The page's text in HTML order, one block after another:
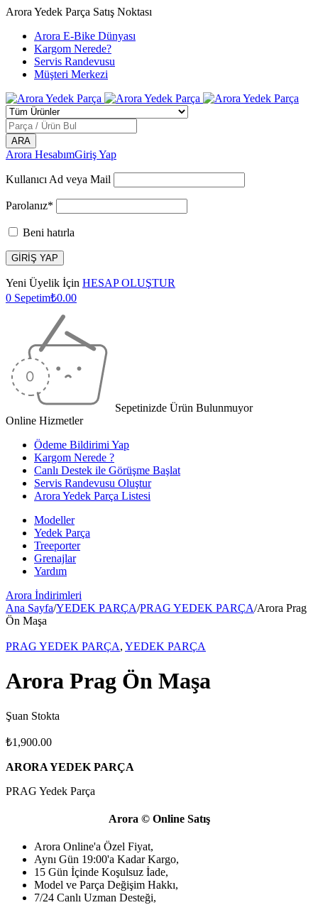
Arora Yedek Parça Satış Noktası
Arora E-Bike Dünyası
Kargom Nerede?
Servis Randevusu
Müşteri Merkezi
Arora HesabımGiriş Yap
Kullanıcı Ad veya Mail
Parolanız*
Beni hatırla
Yeni Üyelik İçin HESAP OLUŞTUR
0 Sepetim₺0.00
Sepetinizde Ürün Bulunmuyor
Online Hizmetler
Ödeme Bildirimi Yap
Kargom Nerede ?
Canlı Destek ile Görüşme Başlat
Servis Randevusu Oluştur
Arora Yedek Parça Listesi
Modeller
Yedek Parça
Treeporter
Grenajlar
Yardım
Arora İndirimleri
Ana Sayfa/YEDEK PARÇA/PRAG YEDEK PARÇA/Arora Prag
Ön Maşa
PRAG YEDEK PARÇA, YEDEK PARÇA
Arora Prag Ön Maşa
Şuan Stokta
₺1,900.00
ARORA YEDEK PARÇA
PRAG Yedek Parça
Arora © Online Satış
Arora Online'a Özel Fiyat,
Aynı Gün 19:00'a Kadar Kargo,
15 Gün İçinde Koşulsuz İade,
Model ve Parça Değişim Hakkı,
7/24 Canlı Uzman Desteği,